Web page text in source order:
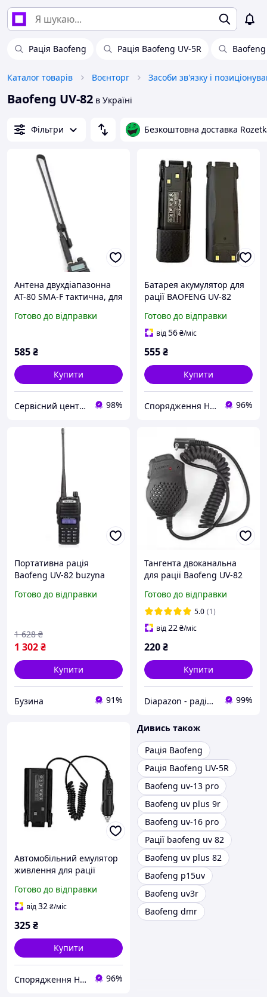
Рація Baofeng Рація Baofeng UV-5R
Каталог товарів Воєнторг Засоби зв'язку і
Baofeng UV-82 в Україні
Фільтри Безкоштовна доставка
Антена двухдіапазонна
AT-80 SMA-F тактична, для
ін., 800мм
Готово до відправки
585₴
Купити
Сервісний центр Екран 98%
Батарея акумулятор для
рації BAOFENG UV-82
Готово до відправки
від56₴/міс
555₴
Купити
Спорядження Hazardous 96%
Портативна рація
Baofeng UV-82 buzyna
Готово до відправки
1 302₴
1 628 ₴
Купити
Бузина 91%
Тангента двоканальна
для рації Baofeng UV-82
для радіостанції Baofeng
UV-82
Готово до відправки
5.0 (1)
від22₴/міс
220₴
Купити
Diapazon - радіостанції та аксесуари 99%
Автомобільний емулятор
живлення для рації
Готово до відправки
від32₴/міс
325₴
Купити
Спорядження Hazardous 96%
Дивись також
Рація Baofeng
Рація Baofeng UV-5R
Baofeng uv-13 pro
Baofeng uv plus 9r
Baofeng uv-16 pro
Рації baofeng uv 82
Baofeng uv plus 82
Baofeng p15uv
Baofeng uv3r
Baofeng dmr